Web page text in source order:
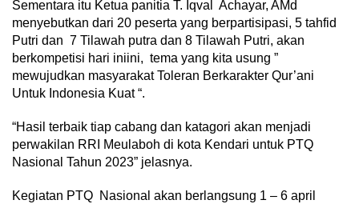
Sementara itu Ketua panitia T. Iqval Achayar, AMd
menyebutkan dari 20 peserta yang berpartisipasi, 5 tahfid
Putri dan 7 Tilawah putra dan 8 Tilawah Putri, akan
berkompetisi hari iniini, tema yang kita usung ”
mewujudkan masyarakat Toleran Berkarakter Qur’ani
Untuk Indonesia Kuat “.
“Hasil terbaik tiap cabang dan katagori akan menjadi
perwakilan RRI Meulaboh di kota Kendari untuk PTQ
Nasional Tahun 2023” jelasnya.
Kegiatan PTQ Nasional akan berlangsung 1 – 6 april